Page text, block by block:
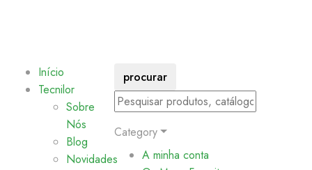
Início
Tecnilor
Sobre
Nós
Blog
Novidades
procurar
Category
A minha conta